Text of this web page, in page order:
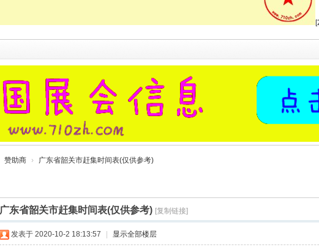
赞助商 › 广东省韶关市赶集时间表(仅供参考)
广东省韶关市赶集时间表(仅供参考) [复制链接]
发表于 2020-10-2 18:13:57 | 显示全部楼层